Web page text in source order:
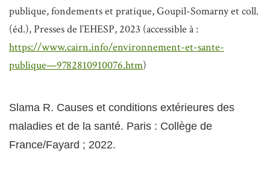
publique, fondements et pratique, Goupil-Somarny et coll.
(éd.), Presses de l’EHESP, 2023 (accessible à :
https://www.cairn.info/environnement-et-sante-
publique—9782810910076.htm)
Slama R. Causes et conditions extérieures des
maladies et de la santé. Paris : Collège de
France/Fayard ; 2022.